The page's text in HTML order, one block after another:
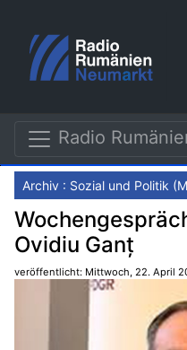
Radio
Archiv : Sozial und Politik
Ovidiu Ganț
veröffentlicht: Mittwoch, 22. April